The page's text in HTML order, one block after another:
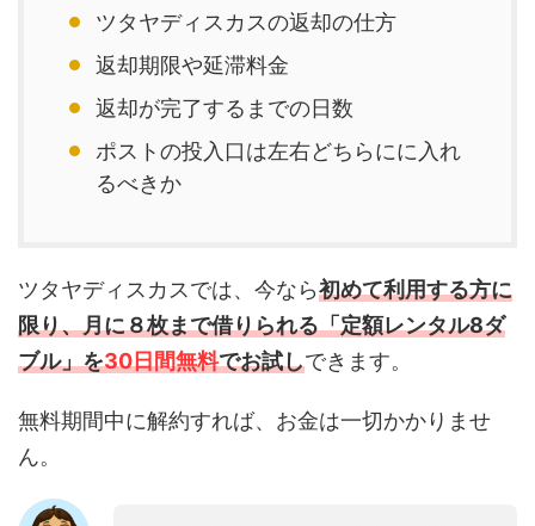
ツタヤディスカスの返却の仕方
返却期限や延滞料金
返却が完了するまでの日数
ポストの投入口は左右どちらにに入れ
るべきか
ツタヤディスカスでは、今なら初めて利用する方に
限り、月に８枚まで借りられる「定額レンタル8ダ
ブル」を30日間無料でお試しできます。
無料期間中に解約すれば、お金は一切かかりませ
ん。